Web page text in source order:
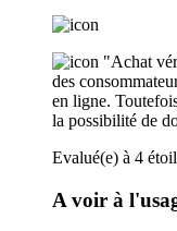
"Achat
des
en ligne.
la possibilité de
Evalué(e) à 4
A voir à